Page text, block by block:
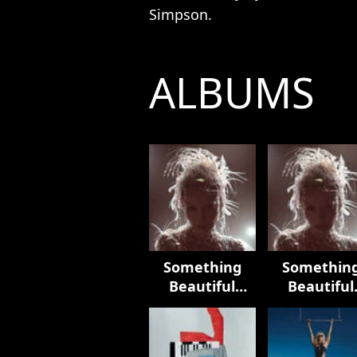
Simpson.
ALBUMS
Something
Beautiful
(Deluxe)
Beautiful
(Edits)